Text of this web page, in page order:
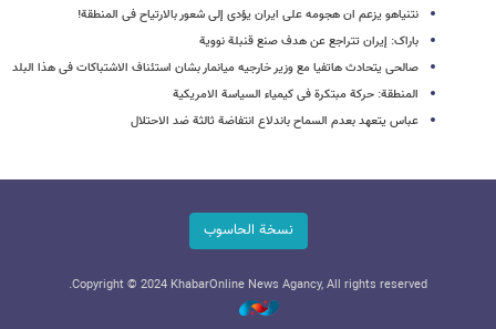
نتنیاهو یزعم ان هجومه على ایران یؤدی إلى شعور بالارتیاح فی المنطقة!
باراک: إیران تتراجع عن هدف صنع قنبلة نوویة
صالحی یتحادث هاتفیا مع وزیر خارجیه میانمار بشان استئناف الاشتباکات فی هذا البلد
المنطقة: حرکة مبتکرة فی کیمیاء السیاسة الامریکیة
عباس یتعهد بعدم السماح باندلاع انتفاضة ثالثة ضد الاحتلال
نسخة الحاسوب
Copyright © 2024 KhabarOnline News Agancy, All rights reserved.